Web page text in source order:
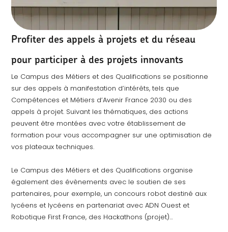
Profiter des appels à projets et du réseau
pour participer à des projets innovants
Le Campus des Métiers et des Qualifications se positionne
sur des appels à manifestation d’intérêts, tels que
Compétences et Métiers d’Avenir France 2030 ou des
appels à projet. Suivant les thématiques, des actions
peuvent être montées avec votre établissement de
formation pour vous accompagner sur une optimisation de
vos plateaux techniques.
Le Campus des Métiers et des Qualifications organise
également des évènements avec le soutien de ses
partenaires, pour exemple, un concours robot destiné aux
lycéens et lycéens en partenariat avec ADN Ouest et
Robotique First France, des Hackathons (projet)…